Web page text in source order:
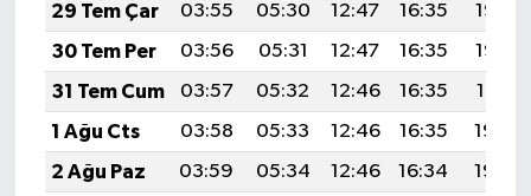
29 Tem Çar
03:55 05:30 12:47 16:35
19:53
30 Tem Per
03:56 05:31 12:47 16:35
19:52
31 Tem Cum
03:57 05:32 12:46 16:35
19:51
1 Ağu Cts
03:58 05:33 12:46 16:35
19:50
2 Ağu Paz
03:59 05:34 12:46 16:34
19:49